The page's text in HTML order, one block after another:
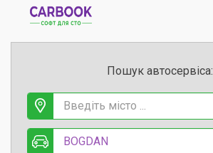
Пошук автосервіса:
Введіть місто ...
BOGDAN